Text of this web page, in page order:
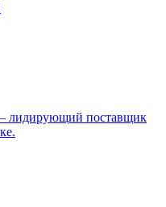
лидирующий поставщик